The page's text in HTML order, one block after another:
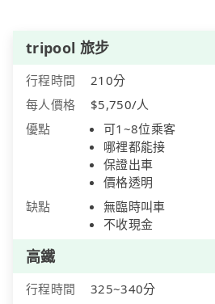
tripool 旅步
行程時間
210分
每人價格
$5,750/人
優點
可1~8位乘客
哪裡都能接
保證出車
價格透明
缺點
無臨時叫車
不收現金
高鐵
行程時間
325~340分